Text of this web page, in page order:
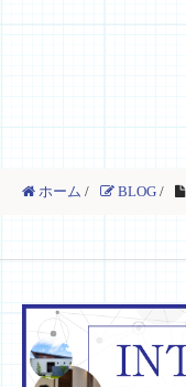
ホーム / BLOG /